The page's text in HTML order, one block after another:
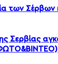
των Σέρβων
Σερβίας